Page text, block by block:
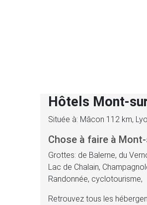
Hôtels Mont-
Située à: Mâcon 112 km,
Chose à faire à
Grottes: de Balerne, du
Lac de Chalain,
Randonnée, cyclotourisme,
Retrouvez tous les